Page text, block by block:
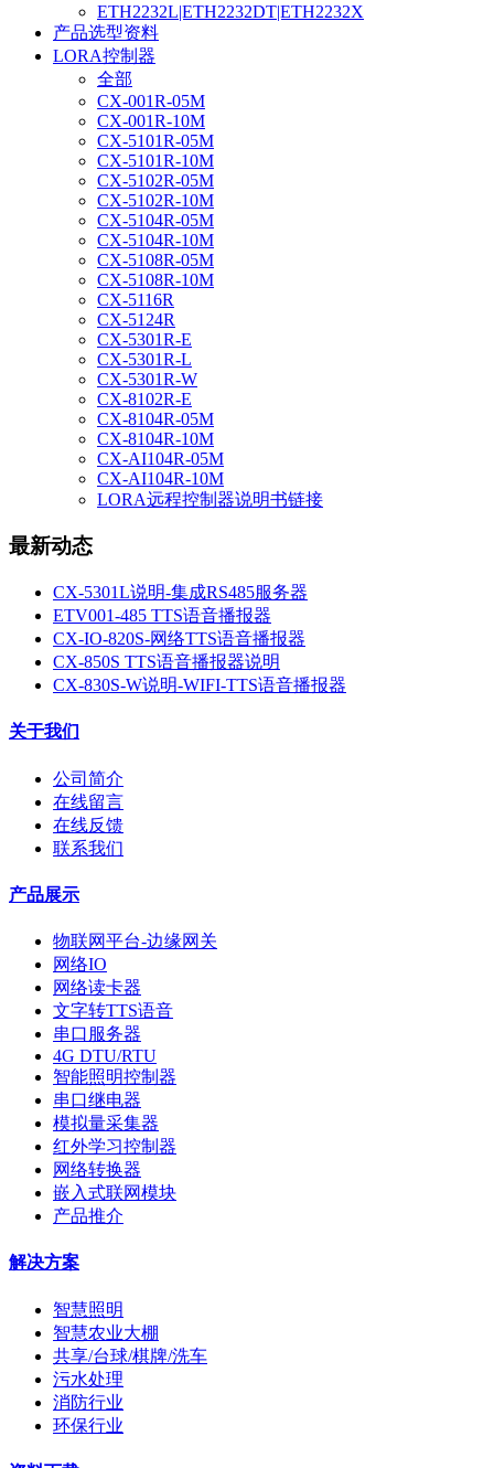
ETH2232L|ETH2232DT|ETH2232X
产品选型资料
LORA控制器
全部
CX-001R-05M
CX-001R-10M
CX-5101R-05M
CX-5101R-10M
CX-5102R-05M
CX-5102R-10M
CX-5104R-05M
CX-5104R-10M
CX-5108R-05M
CX-5108R-10M
CX-5116R
CX-5124R
CX-5301R-E
CX-5301R-L
CX-5301R-W
CX-8102R-E
CX-8104R-05M
CX-8104R-10M
CX-AI104R-05M
CX-AI104R-10M
LORA远程控制器说明书链接
最新动态
CX-5301L说明-集成RS485服务器
ETV001-485 TTS语音播报器
CX-IO-820S-网络TTS语音播报器
CX-850S TTS语音播报器说明
CX-830S-W说明-WIFI-TTS语音播报器
关于我们
公司简介
在线留言
在线反馈
联系我们
产品展示
物联网平台-边缘网关
网络IO
网络读卡器
文字转TTS语音
串口服务器
4G DTU/RTU
智能照明控制器
串口继电器
模拟量采集器
红外学习控制器
网络转换器
嵌入式联网模块
产品推介
解决方案
智慧照明
智慧农业大棚
共享/台球/棋牌/洗车
污水处理
消防行业
环保行业